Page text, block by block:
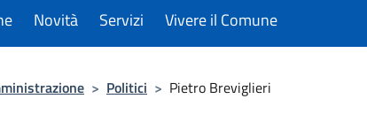
Novità Servizi Vivere il Comune
> Politici > Pietro Breviglieri